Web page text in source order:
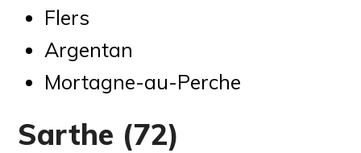
Flers
Argentan
Mortagne-au-Perche
Sarthe (72)